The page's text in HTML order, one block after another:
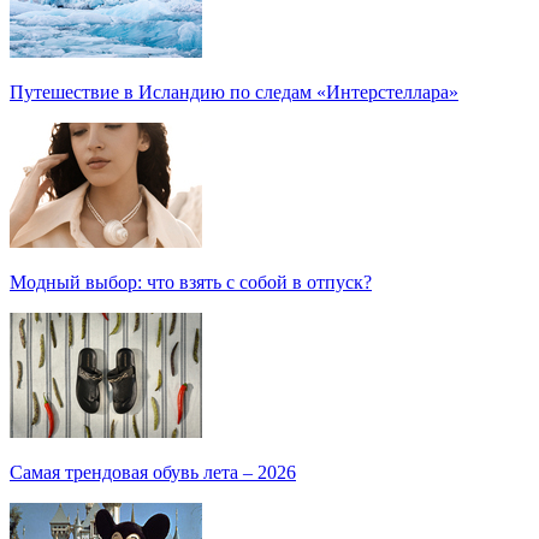
Путешествие в Исландию по следам «Интерстеллара»
Модный выбор: что взять с собой в отпуск?
Самая трендовая обувь лета – 2026